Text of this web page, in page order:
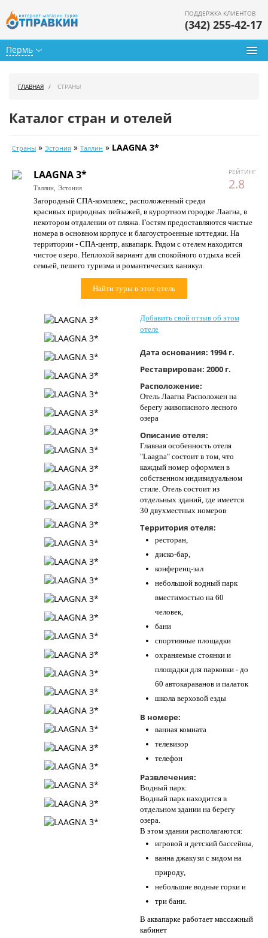
Пермь
ПОДДЕРЖКА КЛИЕНТОВ
(342) 255-42-17
Календарь туров
Цены дня
Страны
Как купить
О нас
ГЛАВНАЯ СТРАНЫ
Каталог стран и отелей
Страны » Эстония » Таллин » LAAGNA 3*
РЕЙТИНГ
2.8
LAAGNA 3*
Таллин, Эстония
Загородный СПА-комплекс, расположенный среди
красивых природных пейзажей, в курортном городке Лаагна, в
некотором отдалении от пляжа. Гостям предоставляются чистые
номера в основном корпусе и благоустроенные коттеджи. На
территории - СПА-центр, аквапарк. Рядом с отелем находится
чистое озеро. Неплохой вариант для спокойного отдыха всей
семьей, пешего туризма и романтических каникул.
Найти туры в этот отель
Добавить свой отзыв об этом
отеле
Дата основания: 1994 г.
Реставрирован: 2000 г.
Расположение:
Отель Лаагна Расположен на
берегу живописного лесного
озера
Описание отеля:
Главная особенность отеля
"Laagna" состоит в том, что
каждый номер оформлен в
собственном индивидуальном
стиле. Отель состоит из
отдельных зданий, где имеется
30 двухместных номеров
Территория отеля:
ресторан,
диско-бар,
конференц-зал
небольшой водный парк
вместимостью на 60
человек,
бани
спортивные площадки
охраняемые стоянки и
площадки для парковки - до
60 автокараванов и палаток
школа верховой езды
В номере:
ванная комната
телевизор
телефон
Развлечения:
Водный парк:
Водный парк находится в
отдельном здании на берегу
озера.
В этом здании располагаются:
игровой и детский бассейны,
ванна джакузи с видом на
природу,
небольшие водные горки и
три бани.
В аквапарке работает массажный
кабинет